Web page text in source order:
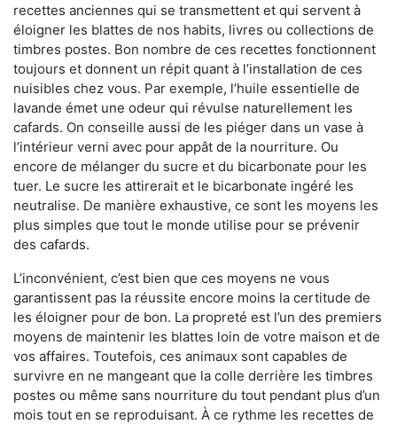
recettes anciennes qui se transmettent et qui servent à
éloigner les blattes de nos habits, livres ou collections de
timbres postes. Bon nombre de ces recettes fonctionnent
toujours et donnent un répit quant à l’installation de ces
nuisibles chez vous. Par exemple, l’huile essentielle de
lavande émet une odeur qui révulse naturellement les
cafards. On conseille aussi de les piéger dans un vase à
l’intérieur verni avec pour appât de la nourriture. Ou
encore de mélanger du sucre et du bicarbonate pour les
tuer. Le sucre les attirerait et le bicarbonate ingéré les
neutralise. De manière exhaustive, ce sont les moyens les
plus simples que tout le monde utilise pour se prévenir
des cafards.
L’inconvénient, c’est bien que ces moyens ne vous
garantissent pas la réussite encore moins la certitude de
les éloigner pour de bon. La propreté est l’un des premiers
moyens de maintenir les blattes loin de votre maison et de
vos affaires. Toutefois, ces animaux sont capables de
survivre en ne mangeant que la colle derrière les timbres
postes ou même sans nourriture du tout pendant plus d’un
mois tout en se reproduisant. À ce rythme les recettes de